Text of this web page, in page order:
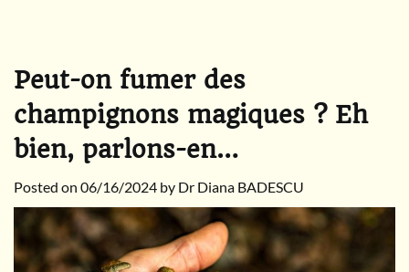
Peut-on fumer des
champignons magiques ? Eh
bien, parlons-en…
Posted on 06/16/2024 by Dr Diana BADESCU